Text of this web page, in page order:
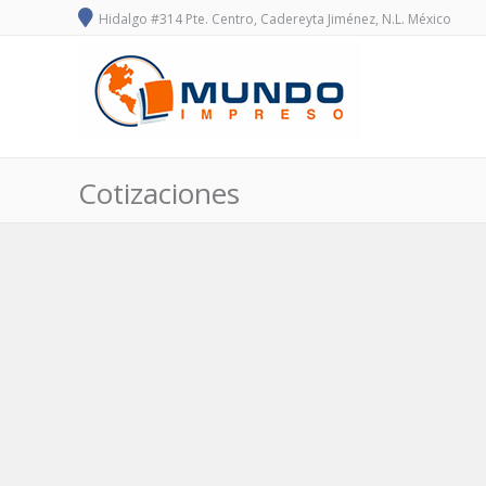
Hidalgo #314 Pte. Centro, Cadereyta Jiménez, N.L. México
Cotizaciones